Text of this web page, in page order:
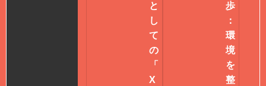
と
し
て
の
「
X
歩
：
環
境
を
整